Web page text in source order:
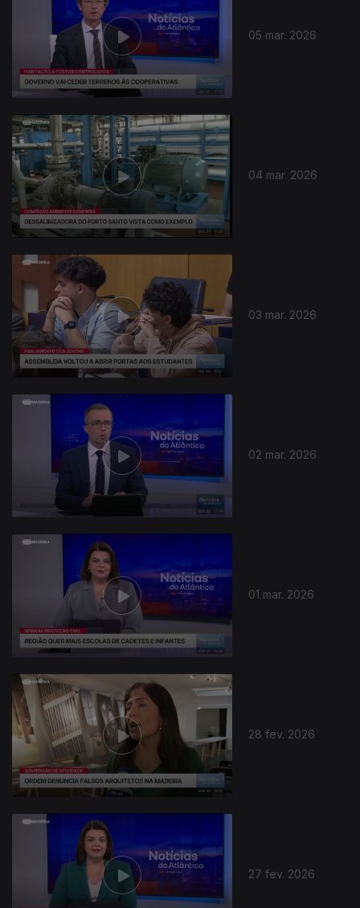
05 mar. 2026
04 mar. 2026
03 mar. 2026
02 mar. 2026
01 mar. 2026
28 fev. 2026
27 fev. 2026
912002